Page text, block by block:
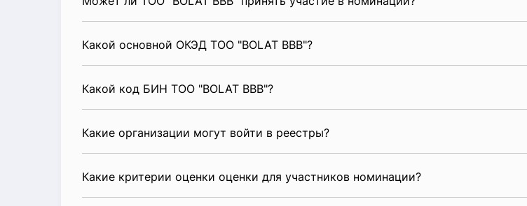
Какой основной ОКЭД ТОО "BOLAT BBB"?
Какой код БИН ТОО "BOLAT BBB"?
Какие организации могут войти в реестры?
Какие критерии оценки оценки для участников номинации?